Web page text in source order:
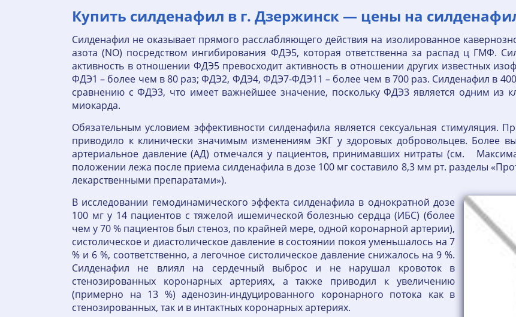
Купить силденафил в г. Дзержинск — цены на
Силденафил не оказывает прямого расслабляющего действия на изолированное
азота (NO) посредством ингибирования ФДЭ5, которая ответственна за распад ц ГМФ.
активность в отношении ФДЭ5 превосходит активность в отношении других известных
ФДЭ1 – более чем в 80 раз; ФДЭ2, ФДЭ4, ФДЭ7-ФДЭ11 – более чем в 700 раз. Силденафил в
сравнению с ФДЭ3, что имеет важнейшее значение, поскольку ФДЭ3 является одним из
миокарда.
Обязательным условием эффективности силденафила является сексуальная стимуляция.
приводило к клинически значимым изменениям ЭКГ у здоровых добровольцев. Более
артериальное давление (АД) отмечался у пациентов, принимавших нитраты (см.
положении лежа после приема силденафила в дозе 100 мг составило 8,3 мм рт. разделы
лекарственными препаратами»).
В исследовании гемодинамического эффекта силденафила в однократной дозе
100 мг у 14 пациентов с тяжелой ишемической болезнью сердца (ИБС) (более
чем у 70 % пациентов был стеноз, по крайней мере, одной коронарной артерии),
систолическое и диастолическое давление в состоянии покоя уменьшалось на 7
% и 6 %, соответственно, а легочное систолическое давление снижалось на 9 %.
Силденафил не влиял на сердечный выброс и не нарушал кровоток в
стенозированных коронарных артериях, а также приводил к увеличению
(примерно на 13 %) аденозин-индуцированного коронарного потока как в
стенозированных, так и в интактных коронарных артериях.